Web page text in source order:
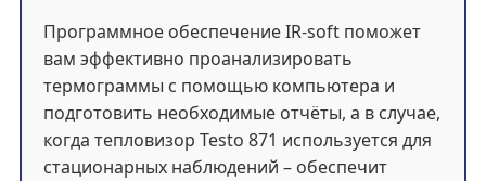
Программное обеспечение IR-soft поможет
вам эффективно проанализировать
термограммы с помощью компьютера и
подготовить необходимые отчёты, а в случае,
когда тепловизор Testo 871 используется для
стационарных наблюдений – обеспечит